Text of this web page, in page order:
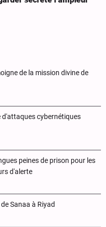
de la mission divine de
d'attaques cybernétiques
peines de prison pour les
d'alerte
Sanaa à Riyad